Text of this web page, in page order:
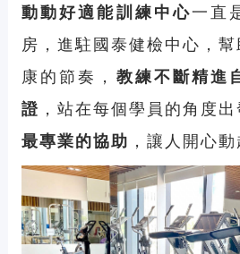
動動好適能訓練中心一直
房，進駐國泰健檢中心，
康的節奏， 教練不斷精進
證 ，站在每個學員的角度
最專業的協助 ，讓人開心動